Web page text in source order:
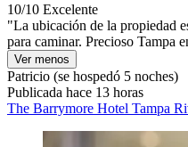
10/10 Excelente
"La ubicación de la propiedad
para caminar. Precioso Tampa
Ver menos
Patricio (se hospedó 5 noches)
Publicada hace 13 horas
The Barrymore Hotel Tampa